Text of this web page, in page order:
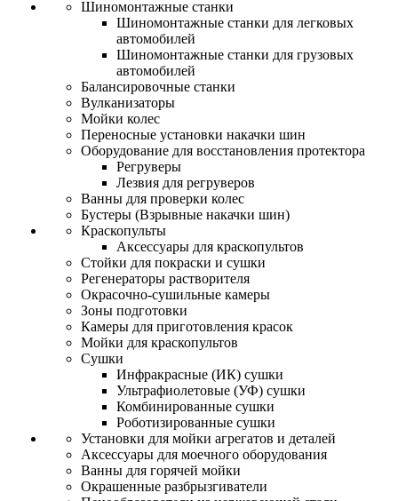
Шиномонтажные станки
Шиномонтажные станки для легковых
автомобилей
Шиномонтажные станки для грузовых
автомобилей
Балансировочные станки
Вулканизаторы
Мойки колес
Переносные установки накачки шин
Оборудование для восстановления протектора
Регруверы
Лезвия для регруверов
Ванны для проверки колес
Бустеры (Взрывные накачки шин)
Краскопульты
Аксессуары для краскопультов
Стойки для покраски и сушки
Регенераторы растворителя
Окрасочно-сушильные камеры
Зоны подготовки
Камеры для приготовления красок
Мойки для краскопультов
Сушки
Инфракрасные (ИК) сушки
Ультрафиолетовые (УФ) сушки
Комбинированные сушки
Роботизированные сушки
Установки для мойки агрегатов и деталей
Аксессуары для моечного оборудования
Ванны для горячей мойки
Окрашенные разбрызгиватели